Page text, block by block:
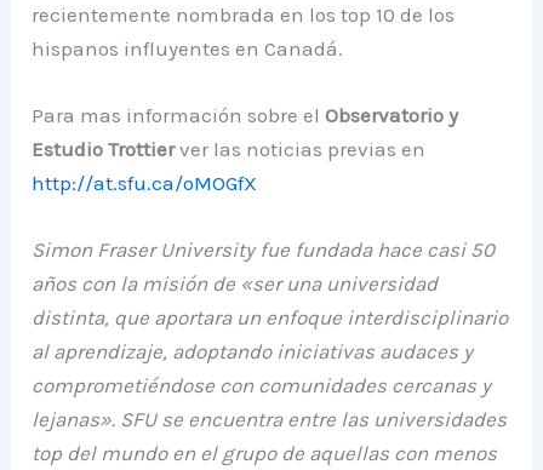
recientemente nombrada en los top 10 de los
hispanos influyentes en Canadá.
Para mas información sobre elObservatorio y
Estudio Trottierver las noticias previas en
http://at.sfu.ca/oMOGfX
Simon Fraser University fue fundada hace casi 50
años con la misión de «ser una universidad
distinta, que aportara un enfoque interdisciplinario
al aprendizaje, adoptando iniciativas audaces y
comprometiéndose con comunidades cercanas y
lejanas». SFU se encuentra entre las universidades
top del mundo en el grupo de aquellas con menos